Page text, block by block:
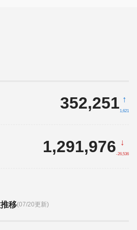
352,251 ↑
1,621
1,291,976 ↓
-26,536
移(07/20更新)